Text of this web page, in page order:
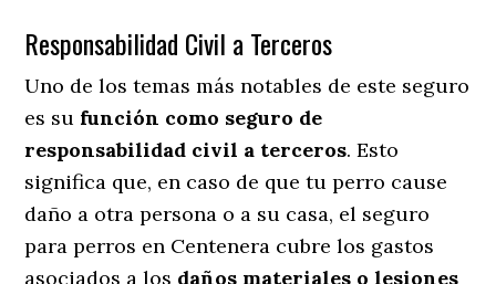
Responsabilidad Civil a Terceros
Uno de los temas más notables de este seguro
es su función como seguro de
responsabilidad civil a terceros. Esto
significa que, en caso de que tu perro cause
daño a otra persona o a su casa, el seguro
para perros en Centenera cubre los gastos
asociados a los daños materiales o lesiones